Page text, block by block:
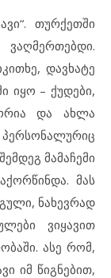
თურქეთში
დავხატე
იყო – ქუდები,
და ახლა
მამაჩემი
მას
ნახევრად
ვიყავით
ასე რომ,
იმ წიგნებით,